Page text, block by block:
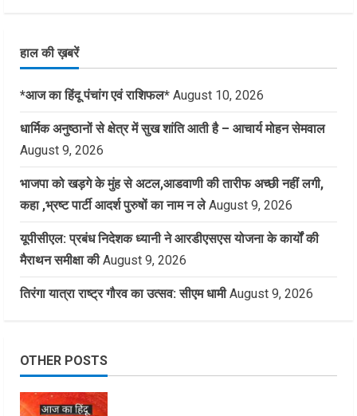
हाल की ख़बरें
*आज का हिंदू पंचांग एवं राशिफल* August 10, 2026
धार्मिक अनुष्ठानों से क्षेत्र में सुख शांति आती है – आचार्य मोहन सेमवाल
August 9, 2026
भाजपा को खड़गे के मुंह से अटल,आडवाणी की तारीफ अच्छी नहीं लगी,
कहा ,भ्रष्ट पार्टी आदर्श पुरुषों का नाम न ले August 9, 2026
यूपीसीएल: प्रबंध निदेशक ध्यानी ने आरडीएसएस योजना के कार्यों की
मैराथन समीक्षा की August 9, 2026
तिरंगा यात्रा राष्ट्र गौरव का उत्सव: सीएम धामी August 9, 2026
OTHER POSTS